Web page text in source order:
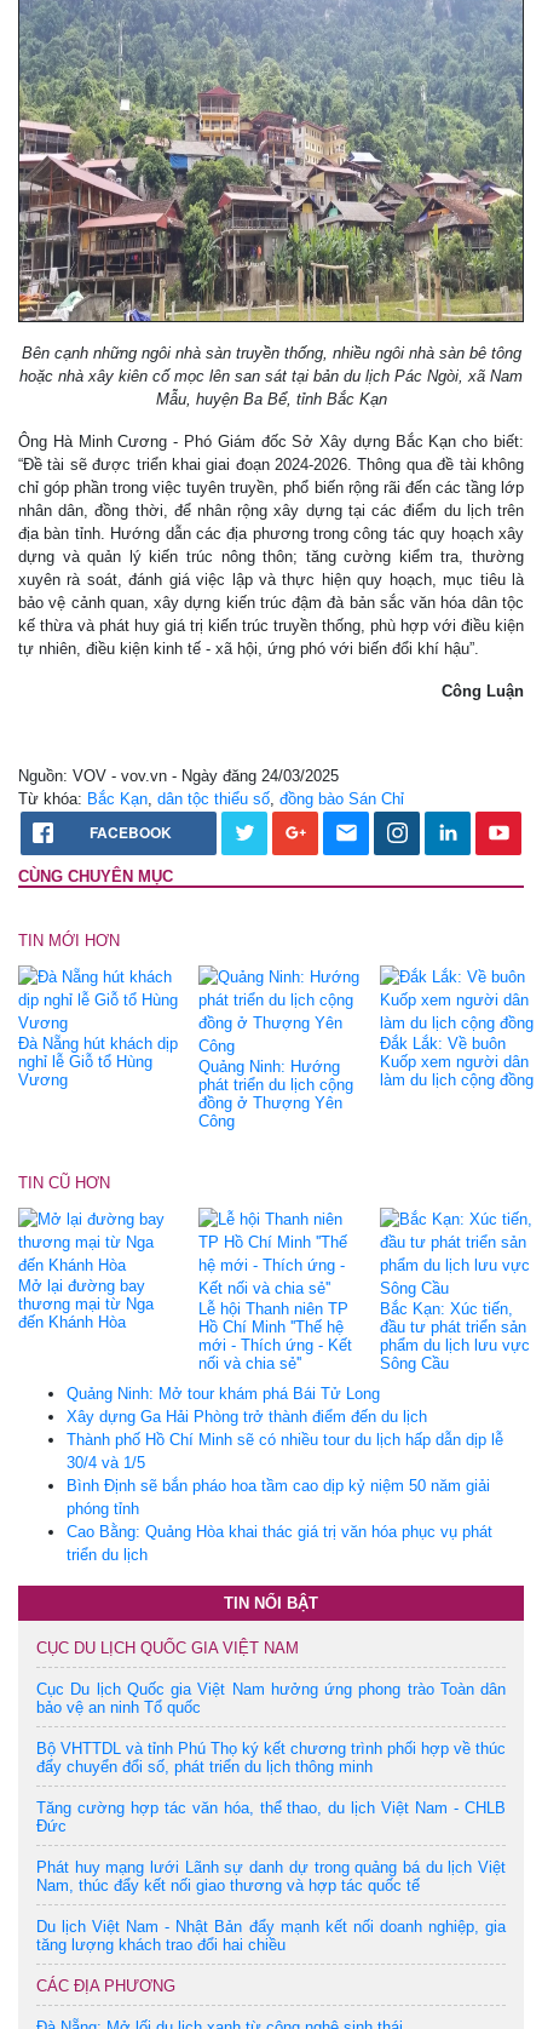
Bên cạnh những ngôi nhà sàn truyền thống, nhiều ngôi nhà sàn bê tông
hoặc nhà xây kiên cố mọc lên san sát tại bản du lịch Pác Ngòi, xã Nam
Mẫu, huyện Ba Bể, tỉnh Bắc Kạn
Ông Hà Minh Cương - Phó Giám đốc Sở Xây dựng Bắc Kạn cho biết:
“Đề tài sẽ được triển khai giai đoạn 2024-2026. Thông qua đề tài không
chỉ góp phần trong việc tuyên truyền, phổ biến rộng rãi đến các tầng lớp
nhân dân, đồng thời, để nhân rộng xây dựng tại các điểm du lịch trên
địa bàn tỉnh. Hướng dẫn các địa phương trong công tác quy hoạch xây
dựng và quản lý kiến trúc nông thôn; tăng cường kiểm tra, thường
xuyên rà soát, đánh giá việc lập và thực hiện quy hoạch, mục tiêu là
bảo vệ cảnh quan, xây dựng kiến trúc đậm đà bản sắc văn hóa dân tộc
kế thừa và phát huy giá trị kiến trúc truyền thống, phù hợp với điều kiện
tự nhiên, điều kiện kinh tế - xã hội, ứng phó với biến đổi khí hậu”.
Công Luận
Nguồn: VOV - vov.vn - Ngày đăng 24/03/2025
Từ khóa: Bắc Kạn dân tộc thiểu số đồng bào Sán Chỉ
FACEBOOK
CÙNG CHUYÊN MỤC
TIN MỚI HƠN
Đà Nẵng hút khách dịp
nghỉ lễ Giỗ tổ Hùng
Vương
Quảng Ninh: Hướng
phát triển du lịch cộng
đồng ở Thượng Yên
Công
Đắk Lắk: Về buôn
Kuốp xem người dân
làm du lịch cộng đồng
TIN CŨ HƠN
Mở lại đường bay
thương mại từ Nga
đến Khánh Hòa
Lễ hội Thanh niên TP
Hồ Chí Minh ''Thế hệ
mới - Thích ứng - Kết
nối và chia sẻ''
Bắc Kạn: Xúc tiến,
đầu tư phát triển sản
phẩm du lịch lưu vực
Sông Cầu
Quảng Ninh: Mở tour khám phá Bái Tử Long
Xây dựng Ga Hải Phòng trở thành điểm đến du lịch
Thành phố Hồ Chí Minh sẽ có nhiều tour du lịch hấp dẫn dịp lễ
30/4 và 1/5
Bình Định sẽ bắn pháo hoa tầm cao dịp kỷ niệm 50 năm giải
phóng tỉnh
Cao Bằng: Quảng Hòa khai thác giá trị văn hóa phục vụ phát
triển du lịch
TIN NỔI BẬT
CỤC DU LỊCH QUỐC GIA VIỆT NAM
Cục Du lịch Quốc gia Việt Nam hưởng ứng phong trào Toàn dân
bảo vệ an ninh Tổ quốc
Bộ VHTTDL và tỉnh Phú Thọ ký kết chương trình phối hợp về thúc
đẩy chuyển đổi số, phát triển du lịch thông minh
Tăng cường hợp tác văn hóa, thể thao, du lịch Việt Nam - CHLB
Đức
Phát huy mạng lưới Lãnh sự danh dự trong quảng bá du lịch Việt
Nam, thúc đẩy kết nối giao thương và hợp tác quốc tế
Du lịch Việt Nam - Nhật Bản đẩy mạnh kết nối doanh nghiệp, gia
tăng lượng khách trao đổi hai chiều
CÁC ĐỊA PHƯƠNG